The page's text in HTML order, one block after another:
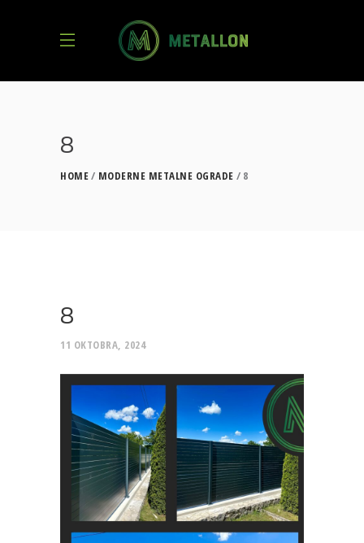
8
HOME MODERNE METALNE OGRADE 8
8
11 OKTOBRA, 2024